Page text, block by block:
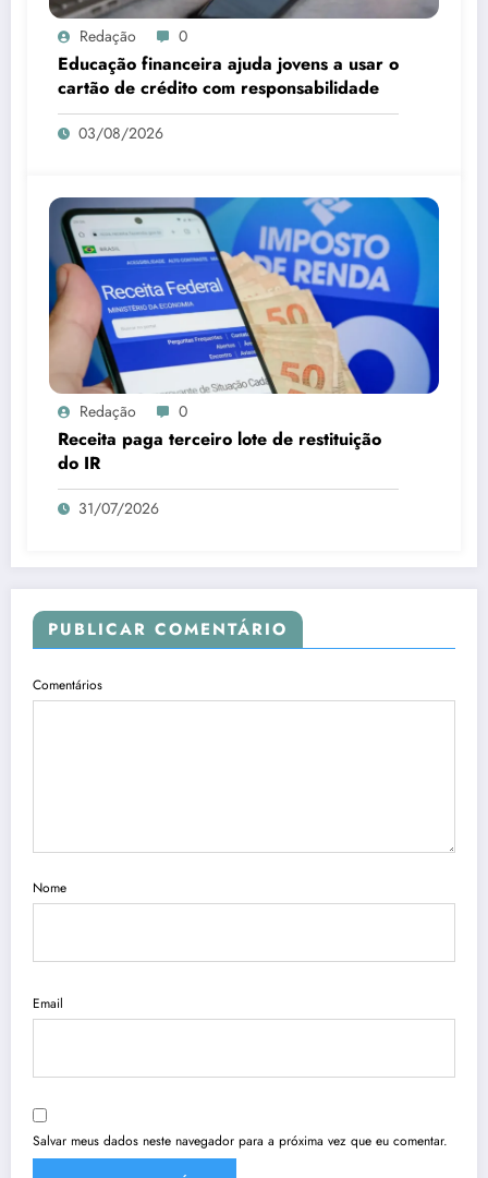
Redação 0
Educação financeira ajuda jovens a usar o
cartão de crédito com responsabilidade
03/08/2026
Redação 0
Receita paga terceiro lote de restituição
do IR
31/07/2026
PUBLICAR COMENTÁRIO
Comentários
Nome
Email
Salvar meus dados neste navegador para a próxima vez que eu comentar.